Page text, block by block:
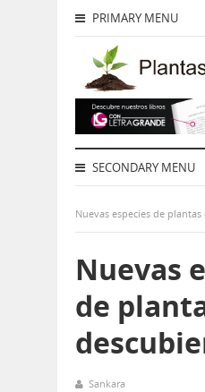
PRIMARY MENU
SECONDARY MENU
Nuevas especies de
Nuevas
de
Sankara